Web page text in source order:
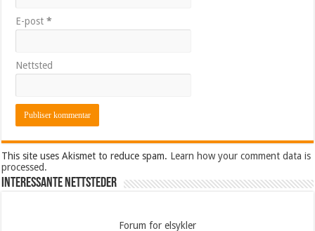
E-post*
Nettsted
This site uses Akismet to reduce spam. Learn how your comment data is
processed.
Interessante nettsteder
Forum for elsykler